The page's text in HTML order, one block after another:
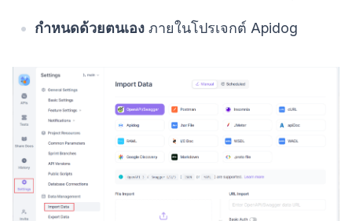
กำหนดด้วยตนเอง ภายในโปรเจกต์ Apidog